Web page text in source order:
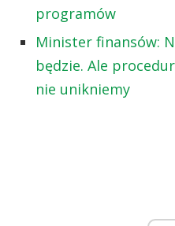
programów
Minister finansów:
będzie. Ale
nie unikniemy